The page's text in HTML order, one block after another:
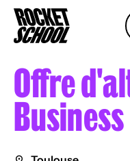
Offre
Panneau de gestion des